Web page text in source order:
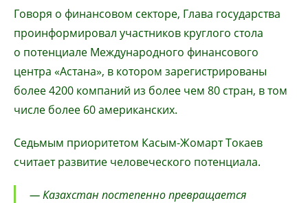
Говоря о финансовом секторе, Глава государства
проинформировал участников круглого стола
о потенциале Международного финансового
центра «Астана», в котором зарегистрированы
более 4200 компаний из более чем 80 стран, в том
числе более 60 американских.
Седьмым приоритетом Касым-Жомарт Токаев
считает развитие человеческого потенциала.
— Казахстан постепенно превращается